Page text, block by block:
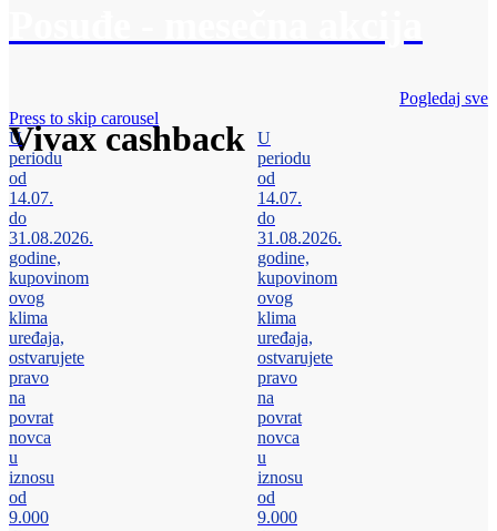
Vivax cashback
Pogledaj sve
Press to skip carousel
U
periodu
od
14.07.
do
31.08.2026.
godine,
kupovinom
ovog
klima
uređaja,
ostvarujete
pravo
na
povrat
novca
u
iznosu
od
9.000
U
periodu
od
14.07.
do
31.08.2026.
godine,
kupovinom
ovog
klima
uređaja,
ostvarujete
pravo
na
povrat
novca
u
iznosu
od
9.000